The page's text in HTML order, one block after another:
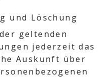
und Löschung
geltenden
jederzeit das
Auskunft über